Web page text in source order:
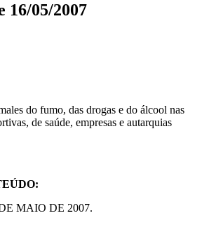
16/05/2007
do fumo, das drogas e do álcool nas
de saúde, empresas e autarquias
MAIO DE 2007.